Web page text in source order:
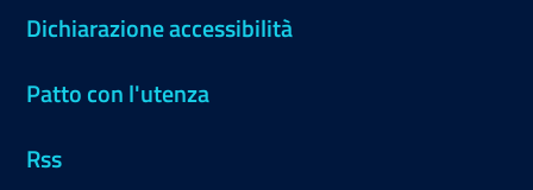
Dichiarazione accessibilità
Patto con l'utenza
Rss